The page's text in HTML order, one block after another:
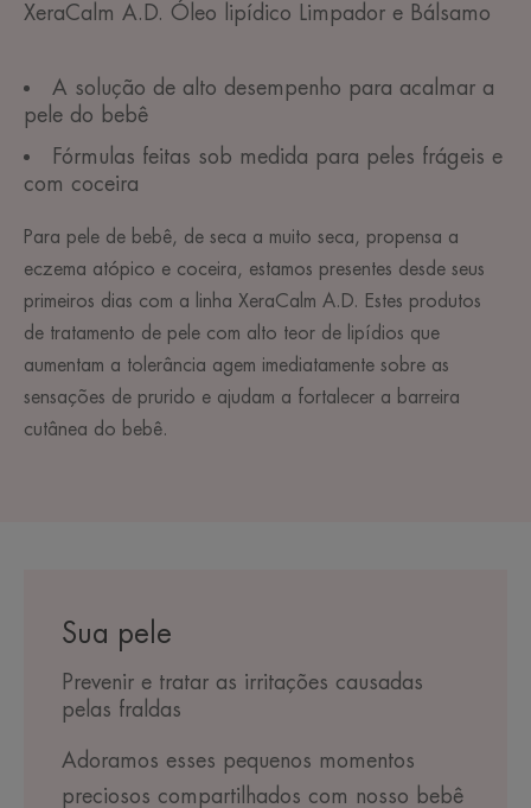
XeraCalm A.D. Óleo lipídico Limpador e Bálsamo
A solução de alto desempenho para acalmar a
pele do bebê
Fórmulas feitas sob medida para peles frágeis e
com coceira
Para pele de bebê, de seca a muito seca, propensa a
eczema atópico e coceira, estamos presentes desde seus
primeiros dias com a linha XeraCalm A.D. Estes produtos
de tratamento de pele com alto teor de lipídios que
aumentam a tolerância agem imediatamente sobre as
sensações de prurido e ajudam a fortalecer a barreira
cutânea do bebê.
Sua pele
Prevenir e tratar as irritações causadas
pelas fraldas
Adoramos esses pequenos momentos
preciosos compartilhados com nosso bebê